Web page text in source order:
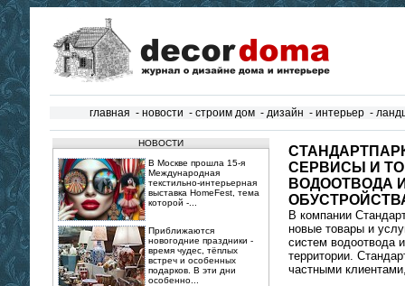
главная - новости - строим дом - дизайн - интерьер -
НОВОСТИ
В Москве прошла 15‑я
Международная
текстильно‑интерьерная
выставка HomeFest, тема
которой -...
Приближаются
новогодние праздники -
время чудес, тёплых
встреч и особенных
подарков. В эти дни
особенно...
СЕРВИСЫ И
ВОДООТВОДА
В компании
новые товары и
систем водоотвода
территории.
частными